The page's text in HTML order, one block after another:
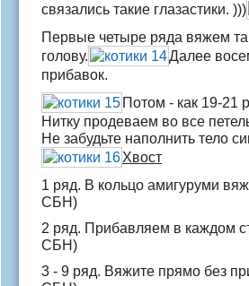
связались такие глазастики. )))
Первые четыре ряда вяжем
голову.
Далее
прибавок.
Потом - как 19-21
Нитку продеваем во все
Не забудьте наполнить тело
Хвост
1 ряд. В кольцо амигуруми
СБН)
2 ряд. Прибавляем в каждом
СБН)
3 - 9 ряд. Вяжите прямо без